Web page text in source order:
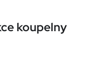
koupelny